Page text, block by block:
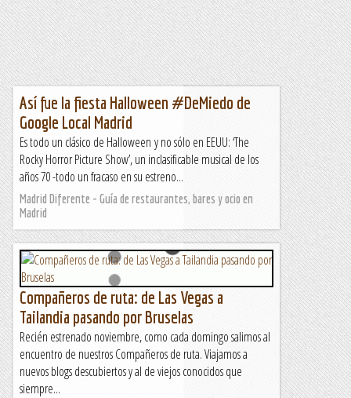
Así fue la fiesta Halloween #DeMiedo de
Google Local Madrid
Es todo un clásico de Halloween y no sólo en EEUU: ‘The
Rocky Horror Picture Show’, un inclasificable musical de los
años 70 -todo un fracaso en su estreno...
Madrid Diferente - Guía de restaurantes, bares y ocio en
Madrid
Compañeros de ruta: de Las Vegas a
Tailandia pasando por Bruselas
Recién estrenado noviembre, como cada domingo salimos al
encuentro de nuestros Compañeros de ruta. Viajamos a
nuevos blogs descubiertos y al de viejos conocidos que
siempre...